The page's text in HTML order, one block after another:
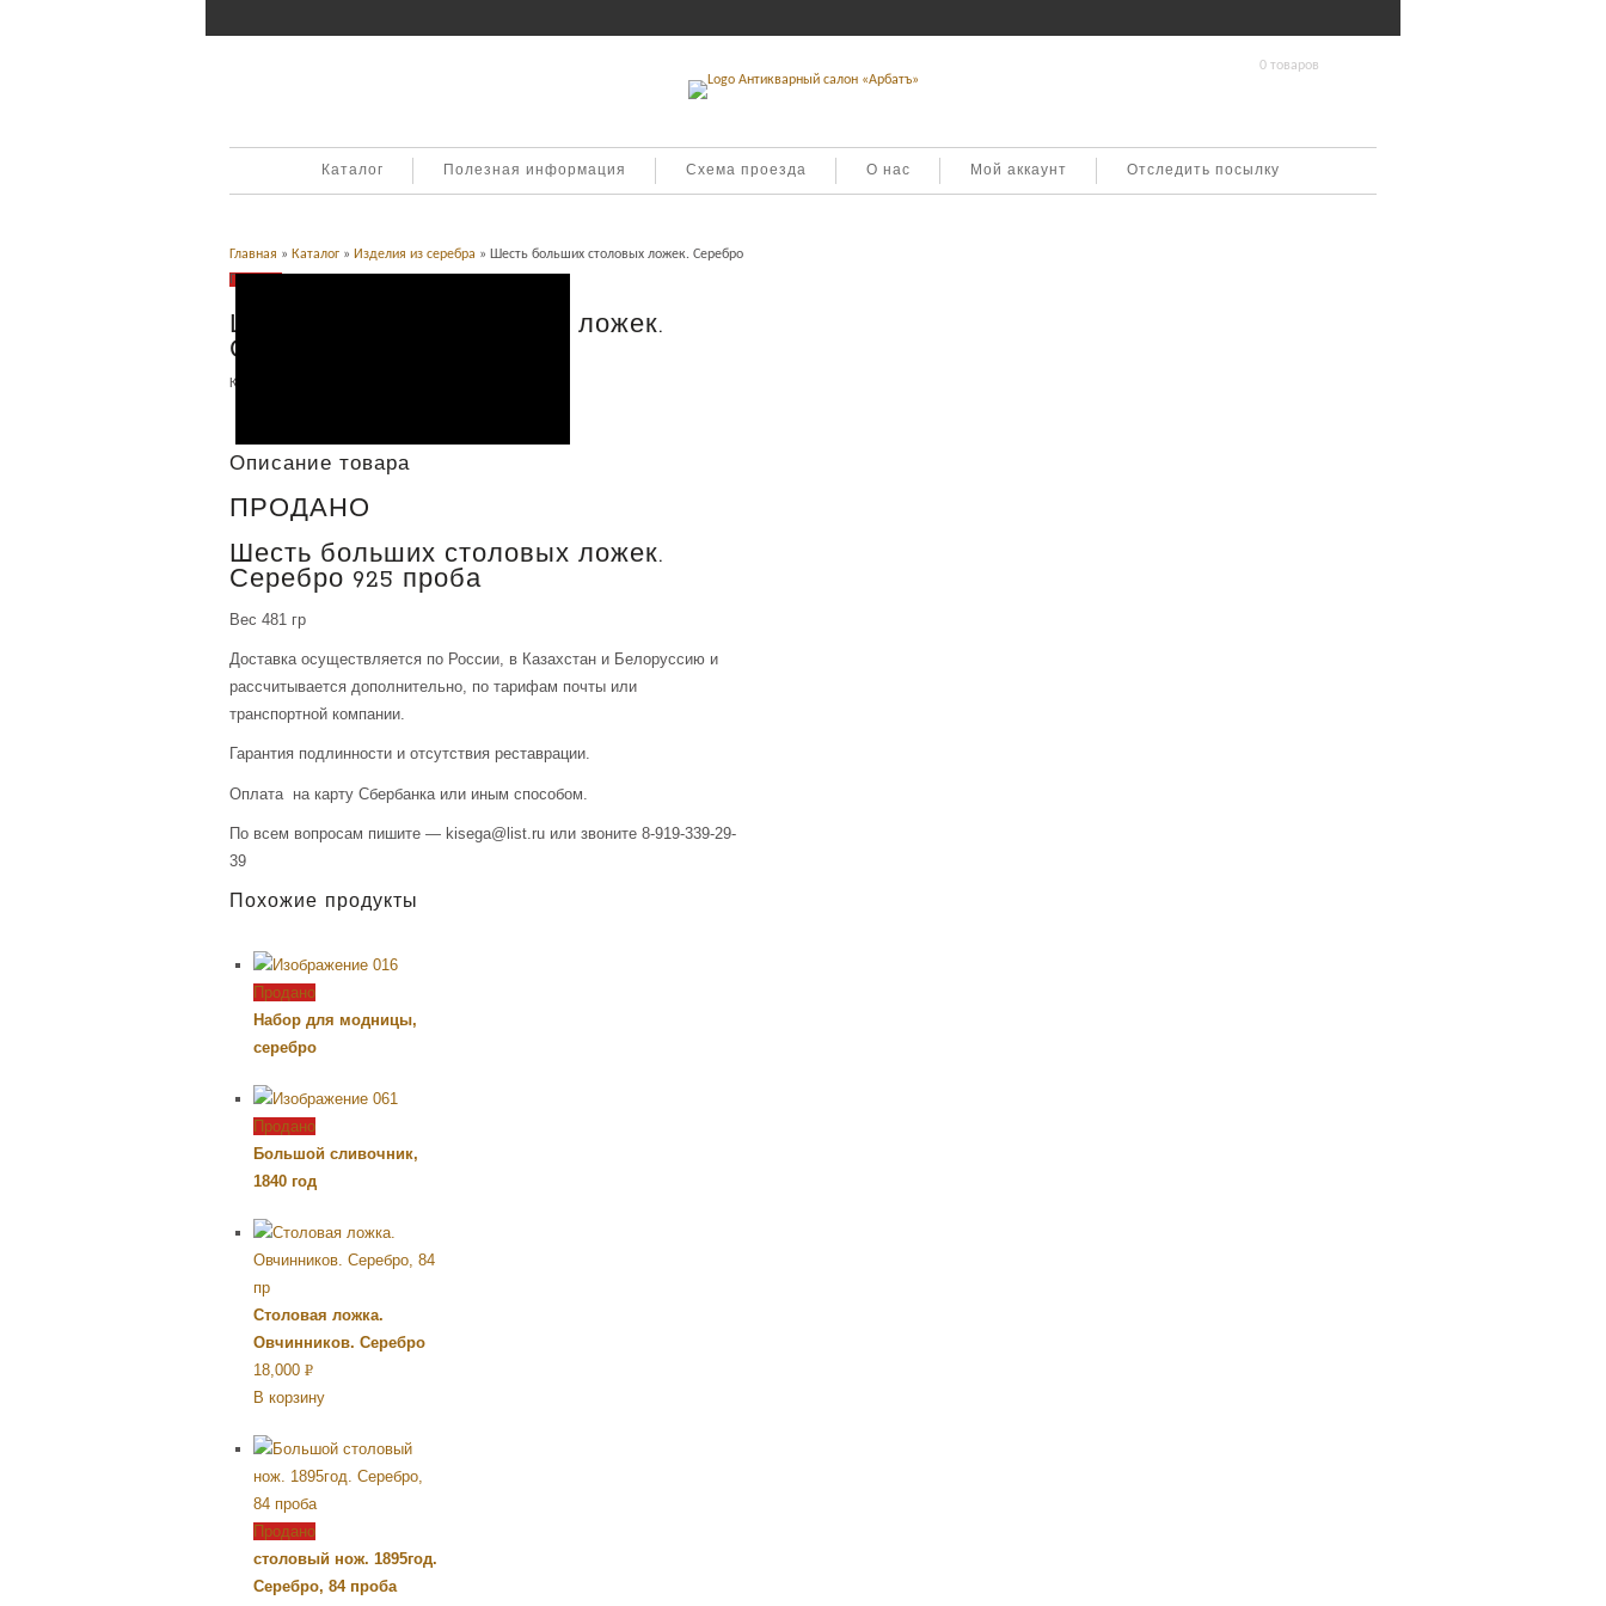
0 товаров
Каталог Полезная информация Схема проезда О нас Мой аккаунт Отследить посылку
Главная » Каталог » Изделия из серебра » Шесть больших столовых ложек. Серебро
Продано
Шесть больших столовых ложек.
Серебро
Категория:
Описание товара
ПРОДАНО
Шесть больших столовых ложек.
Серебро 925 проба
Вес 481 гр
Доставка осуществляется по России, в Казахстан и Белоруссию и
рассчитывается дополнительно, по тарифам почты или
транспортной компании.
Гарантия подлинности и отсутствия реставрации.
Оплата на карту Сбербанка или иным способом.
По всем вопросам пишите — kisega@list.ru или звоните 8-919-339-29-
39
Похожие продукты
Продано
Набор для модницы,
серебро
Продано
Большой сливочник,
1840 год
Столовая ложка.
Овчинников. Серебро
18,000 Р
УБ.
В корзину
Продано
столовый нож. 1895год.
Серебро, 84 проба